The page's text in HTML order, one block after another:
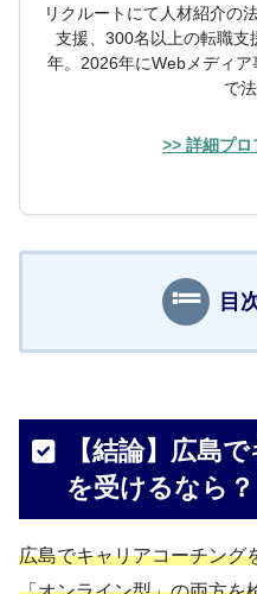
リクルートにて人材紹介の
支援、300名以上の転職支
年。2026年にWebメディ
で
>> 詳細プロ
目
【結論】広島
を受けるなら？
広島でキャリアコーチング